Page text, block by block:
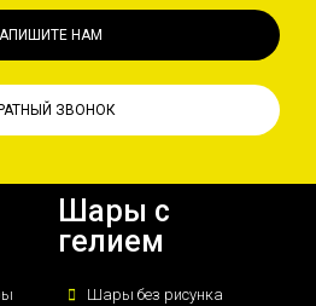
НАМ
ЗВОНОК
Шары с
гелием
Шары без рисунка